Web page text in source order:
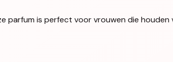
parfum is perfect voor vrouwen die houden